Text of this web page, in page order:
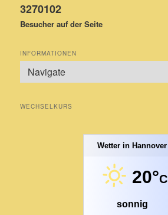
3270102
Besucher auf der Seite
INFORMATIONEN
WECHSELKURS
Wetter in Hannover
20°C
sonnig